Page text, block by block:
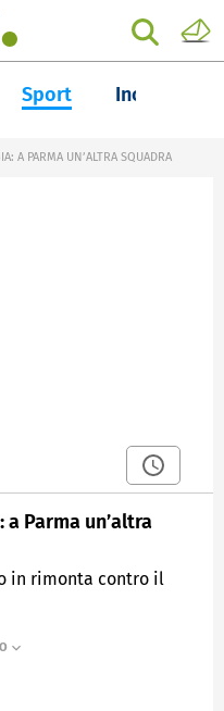
Sport Inchieste
A PARMA UN’ALTRA SQUADRA
Parma un’altra
in rimonta contro il